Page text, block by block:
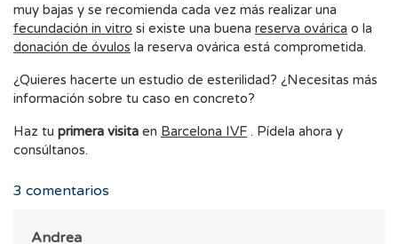
muy bajas y se recomienda cada vez más realizar una
fecundación in vitro si existe una buena reserva ovárica o la
donación de óvulos la reserva ovárica está comprometida.
¿Quieres hacerte un estudio de esterilidad? ¿Necesitas más
información sobre tu caso en concreto?
Haz tu primera visita en Barcelona IVF . Pídela ahora y
consúltanos.
3 comentarios
Andrea